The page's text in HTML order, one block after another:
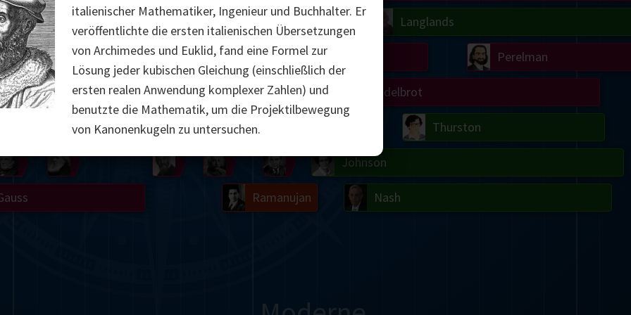
Perelman
Thurston
Langlands
Nash
Grothendieck
Mandelbrot
Wilkins
Johnson
Turing
von Neumann
Escher
Cox
Ramanujan
Einstein
Russell
Peano
Poincaré
Kovalevskaya
Cantor
Carroll
Riemann
Nightingale
Sylvester
Jacobi
De Morgan
Bolyai
Abel
Babbage
Cauchy
Somerville
italienischer Mathematiker, Ingenieur und Buchhalter. Er
veröffentlichte die ersten italienischen Übersetzungen
von Archimedes und Euklid, fand eine Formel zur
Lösung jeder kubischen Gleichung (einschließlich der
ersten realen Anwendung komplexer Zahlen) und
benutzte die Mathematik, um die Projektilbewegung
von Kanonenkugeln zu untersuchen.